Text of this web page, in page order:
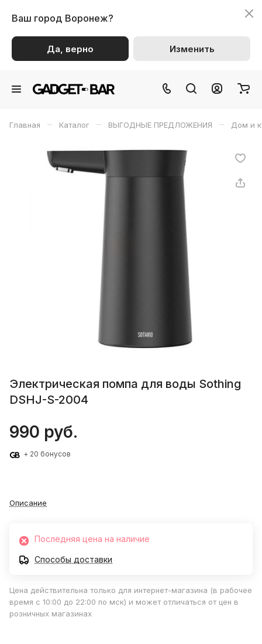
Ваш город Воронеж?
Да, верно Изменить
Главная – Каталог – ВЫГОДНЫЕ ПРЕДЛОЖЕНИЯ – Дом и
Электрическая помпа для воды Sothing
DSHJ-S-2004
990 руб.
+ 20 бонусов
Описание
Последняя цена на наличие
Способы доставки
Цена действительна только для интернет-магазина (в рабочее
время с 10:00 до 22:00 по мск) и может отличаться от цен в
розничных магазинах